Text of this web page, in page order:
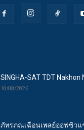
SINGHA-SAT TDT Nakhon
10/08/2026
ภัทรภณเฉือนเพลย์ออฟซิว